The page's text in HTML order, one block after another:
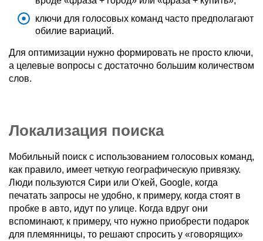
ключи для голосовых команд часто предполагают
обилие вариаций.
Для оптимизации нужно формировать не просто ключи,
а целевые вопросы с достаточно большим количеством
слов.
Локализация поиска
Мобильный поиск с использованием голосовых команд,
как правило, имеет четкую географическую привязку.
Люди пользуются Сири или О'кей, Google, когда
печатать запросы не удобно, к примеру, когда стоят в
пробке в авто, идут по улице. Когда вдруг они
вспоминают, к примеру, что нужно приобрести подарок
для племянницы, то решают спросить у «говорящих»